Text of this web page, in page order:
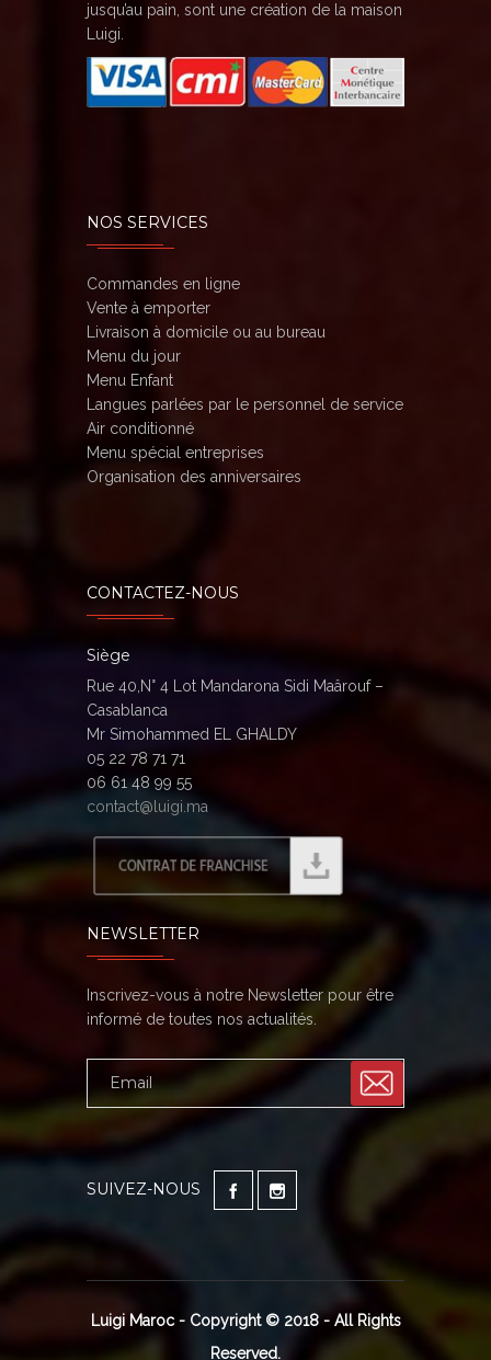
jusqu’au pain, sont une création de la maison
Luigi.
NOS SERVICES
Commandes en ligne
Vente à emporter
Livraison à domicile ou au bureau
Menu du jour
Menu Enfant
Langues parlées par le personnel de service
Air conditionné
Menu spécial entreprises
Organisation des anniversaires
CONTACTEZ-NOUS
Siège
Rue 40,N° 4 Lot Mandarona Sidi Maârouf –
Casablanca
Mr Simohammed EL GHALDY
05 22 78 71 71
06 61 48 99 55
contact@luigi.ma
NEWSLETTER
Inscrivez-vous à notre Newsletter pour être
informé de toutes nos actualités.
SUIVEZ-NOUS
Luigi Maroc - Copyright © 2018 - All Rights
Reserved.